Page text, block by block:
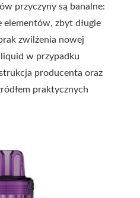
przyczyny są banalne:
elementów, zbyt długie
zwilżenia nowej
liquid w przypadku
producenta oraz
praktycznych